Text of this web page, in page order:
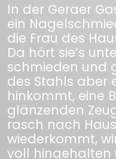
In der Geraer
ein
die Frau des
Da hört sie’s
schmieden und
des Stahls aber
hinkommt, eine
glänzenden
rasch nach
wiederkommt,
voll hingehalten